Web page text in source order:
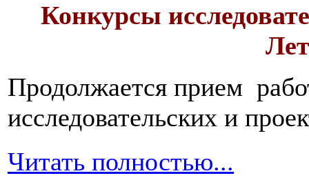
Конкурсы
Продолжается прием
исследовательских и
Читать полностью...